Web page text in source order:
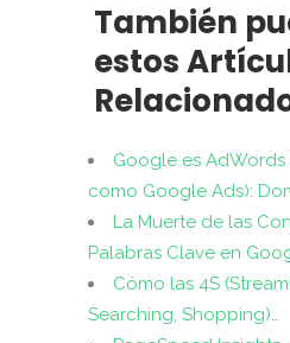
También
estos
Google es
como Google Ads):
La Muerte de las
Palabras Clave en
Cómo las 4S
Searching, Shopping)…